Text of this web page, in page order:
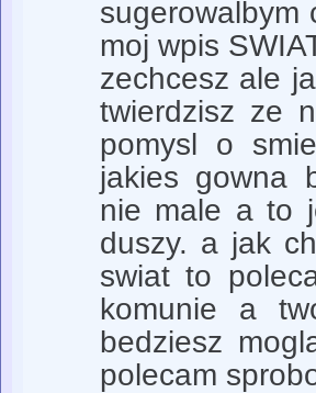
sugerowalbym
moj wpis
zechcesz ale
twierdzisz ze
pomysl o
jakies gowna
nie male a to
duszy. a jak
swiat to
komunie a
bedziesz
polecam